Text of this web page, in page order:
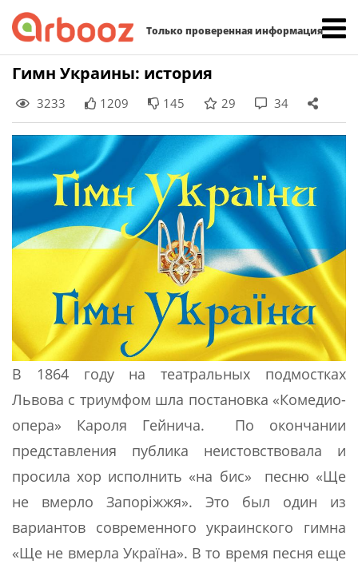
Только проверенная информация
Skip
content
Гимн Украины: история
3233 1209 145 29 34
В 1864 году на театральных подмостках
Львова с триумфом шла постановка «Комедио-
опера» Кароля Гейнича. По окончании
представления публика неистовствовала и
просила хор исполнить «на бис» песню «Ще
не вмерло Запоріжжя». Это был один из
вариантов современного украинского гимна
«Ще не вмерла Україна». В то время песня еще
Найти: